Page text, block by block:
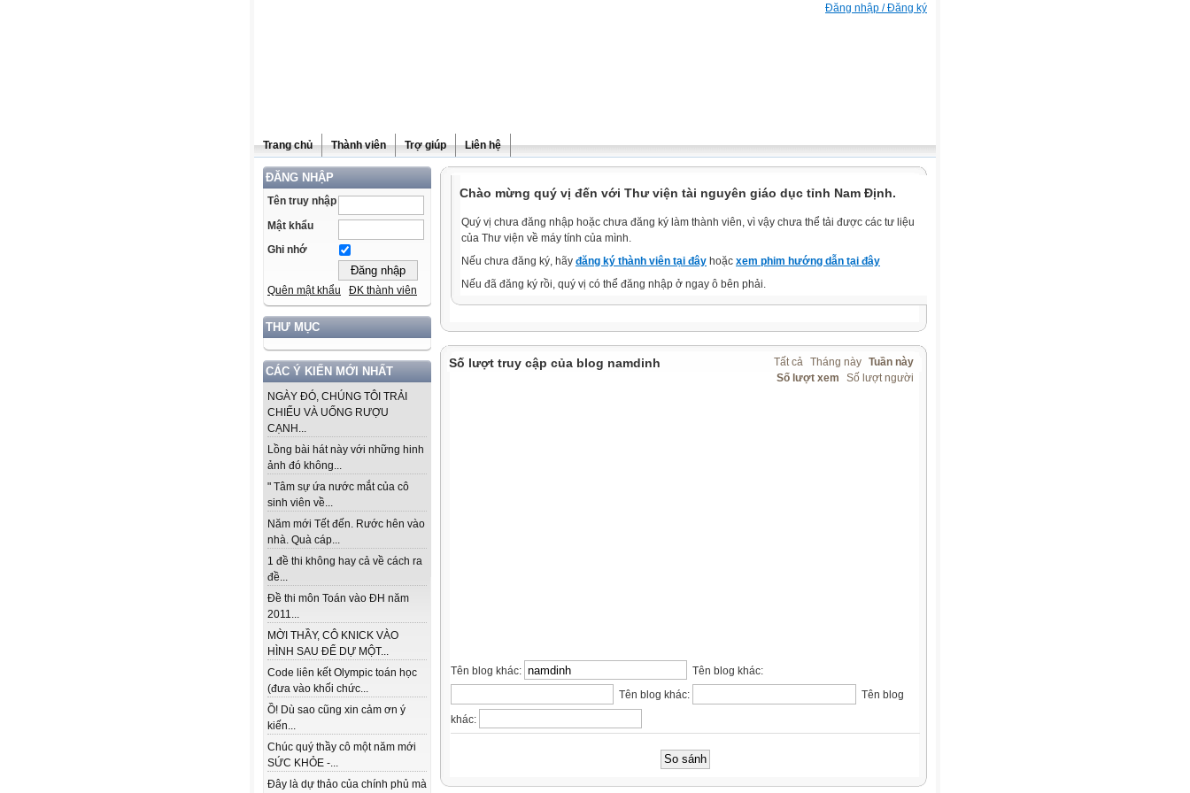
Đăng nhập / Đăng ký
Trang chủ Thành viên Trợ giúp Liên hệ
ĐĂNG NHẬP
Tên truy nhập
Mật khẩu
Ghi nhớ
Quên mật khẩu ĐK thành viên
THƯ MỤC
CÁC Ý KIẾN MỚI NHẤT
NGÀY ĐÓ, CHÚNG TÔI TRẢI
CHIẾU VÀ UỐNG RƯỢU
CẠNH...
Lồng bài hát này với những hinh
ảnh đó không...
" Tâm sự ứa nước mắt của cô
sinh viên về...
Năm mới Tết đến. Rước hên vào
nhà. Quà cáp...
1 đề thi không hay cả về cách ra
đề...
Đề thi môn Toán vào ĐH năm
2011...
MỜI THẦY, CÔ KNICK VÀO
HÌNH SAU ĐỂ DỰ MỘT...
Code liên kết Olympic toán học
(đưa vào khối chức...
Ồ! Dù sao cũng xin cảm ơn ý
kiến...
Chúc quý thầy cô một năm mới
SỨC KHỎE -...
Đây là dự thảo của chính phủ mà
Chào mừng quý vị đến với Thư viện tài nguyên giáo dục tỉnh Nam Định.
Quý vị chưa đăng nhập hoặc chưa đăng ký làm thành viên, vì vậy chưa thể tải được các tư liệu
của Thư viện về máy tính của mình.
Nếu chưa đăng ký, hãy đăng ký thành viên tại đây hoặc xem phim hướng dẫn tại đây
Nếu đã đăng ký rồi, quý vị có thể đăng nhập ở ngay ô bên phải.
Tất cả Tháng này Tuần này
Số lượt xem
Số lượt người
Số lượt truy cập của blog namdinh
Tên blog khác:
Tên blog khác:
Tên blog khác:
Tên blog
khác: